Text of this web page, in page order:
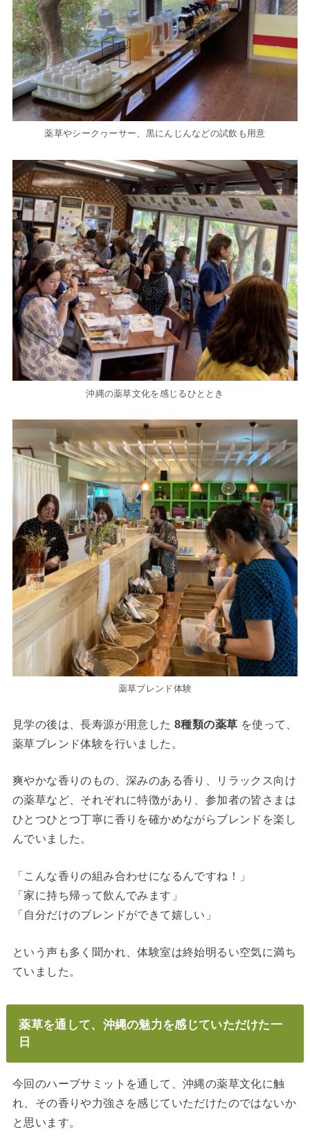
薬草やシークヮーサー、黒にんじんなどの試飲も用意
沖縄の薬草文化を感じるひととき
薬草ブレンド体験
見学の後は、長寿源が用意した 8種類の薬草 を使って、
薬草ブレンド体験を行いました。
爽やかな香りのもの、深みのある香り、リラックス向け
の薬草など、それぞれに特徴があり、参加者の皆さまは
ひとつひとつ丁寧に香りを確かめながらブレンドを楽し
んでいました。
「こんな香りの組み合わせになるんですね！」
「家に持ち帰って飲んでみます」
「自分だけのブレンドができて嬉しい」
という声も多く聞かれ、体験室は終始明るい空気に満ち
ていました。
薬草を通して、沖縄の魅力を感じていただけた一
日
今回のハーブサミットを通して、沖縄の薬草文化に触
れ、その香りや力強さを感じていただけたのではないか
と思います。